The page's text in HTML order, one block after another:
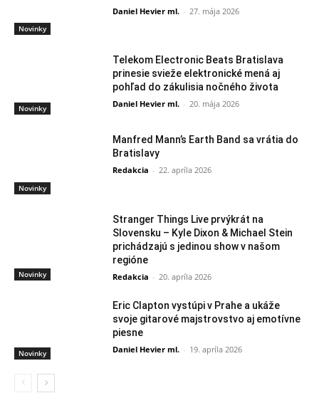
Novinky
Daniel Hevier ml. - 27. mája 2026
Novinky
Telekom Electronic Beats Bratislava
prinesie svieže elektronické mená aj
pohľad do zákulisia nočného života
Daniel Hevier ml. - 20. mája 2026
Novinky
Manfred Mann’s Earth Band sa vrátia do
Bratislavy
Redakcia - 22. apríla 2026
Novinky
Stranger Things Live prvýkrát na
Slovensku – Kyle Dixon & Michael Stein
prichádzajú s jedinou show v našom
regióne
Redakcia - 20. apríla 2026
Novinky
Eric Clapton vystúpi v Prahe a ukáže
svoje gitarové majstrovstvo aj emotívne
piesne
Daniel Hevier ml. - 19. apríla 2026